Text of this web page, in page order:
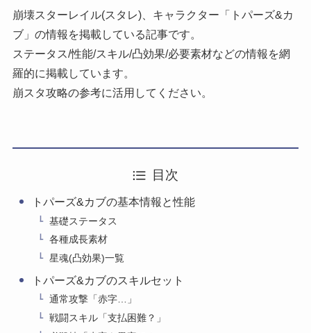
崩壊スターレイル(スタレ)、キャラクター「トパーズ&カ
ブ」の情報を掲載している記事です。
ステータス/性能/スキル/凸効果/必要素材などの情報を網
羅的に掲載しています。
崩スタ攻略の参考に活用してください。
目次
トパーズ&カブの基本情報と性能
基礎ステータス
各種成長素材
星魂(凸効果)一覧
トパーズ&カブのスキルセット
通常攻撃「赤字…」
戦闘スキル「支払困難？」